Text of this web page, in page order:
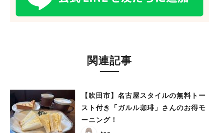
関連記事
【吹田市】名古屋スタイルの無料トー
スト付き「ガルル珈琲」さんのお得モ
ーニング！